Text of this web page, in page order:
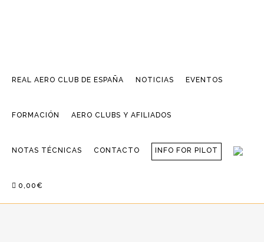
REAL AERO CLUB DE ESPAÑA NOTICIAS EVENTOS
FORMACIÓN AERO CLUBS Y AFILIADOS
NOTAS TÉCNICAS CONTACTO INFO FOR PILOT
0,00€